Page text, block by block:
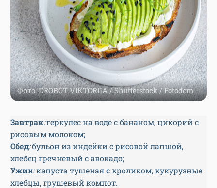
Фото: DROBOT VIKTORIIA / Shutterstock / Fotodom
Завтрак:геркулес на воде с бананом, цикорий с
рисовым молоком;
Обед:бульон из индейки с рисовой лапшой,
хлебец гречневый с авокадо;
Ужин:капуста тушеная с кроликом, кукурузные
хлебцы, грушевый компот.